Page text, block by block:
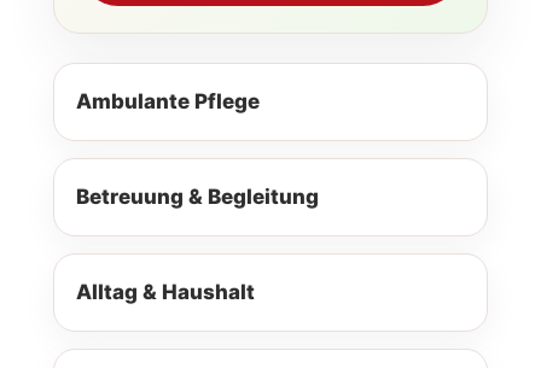
Ambulante Pflege
Betreuung & Begleitung
Alltag & Haushalt